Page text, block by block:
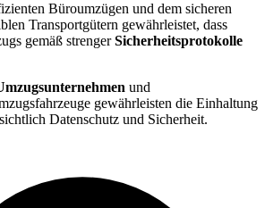
Büroumzügen und dem sicheren
Transportgütern gewährleistet, dass
gemäß strengerSicherheitsprotokolle
und
gewährleisten die Einhaltung
Datenschutz und Sicherheit.